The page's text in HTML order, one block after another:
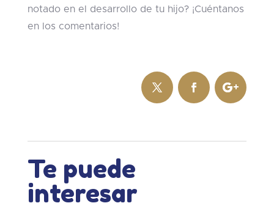
notado en el desarrollo de tu hijo? ¡Cuéntanos
en los comentarios!
Te puede
interesar